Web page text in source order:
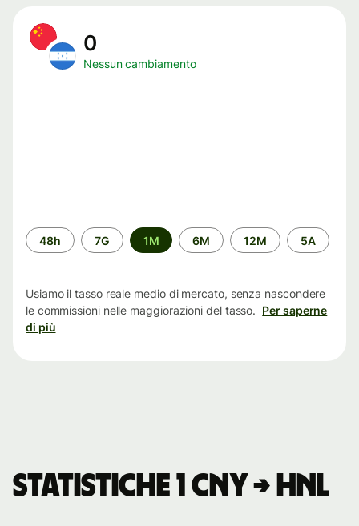
0
Nessun cambiamento
Periodo
di
48h 7G 1M 6M 12M 5A
Usiamo il tasso reale medio di mercato, senza nascondere
le commissioni nelle maggiorazioni del tasso. Per saperne
di più
Statistiche 1 CNY → HNL